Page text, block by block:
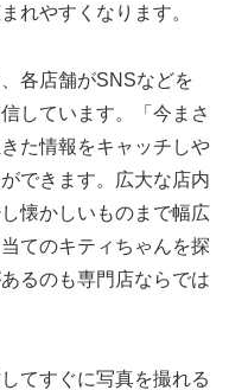
れやすくなります。
各店舗がSNSなどを
しています。「今まさ
た情報をキャッチしや
できます。広大な店内
懐かしいものまで幅広
てのキティちゃんを探
るのも専門店ならでは
てすぐに写真を撮れる